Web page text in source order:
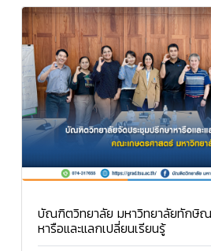
บัณฑิตวิทยาลัย มหาวิทยาลัยทักษิณ
หารือและแลกเปลี่ยนเรียนรู้